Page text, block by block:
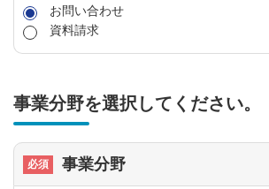
お問い合わせ
資料請求
事業分野を選択してください。
事業分野